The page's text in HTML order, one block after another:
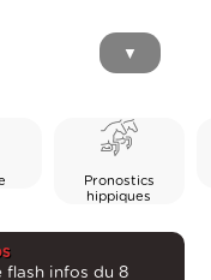
▼
Pronostics
hippiques
flash infos du 8